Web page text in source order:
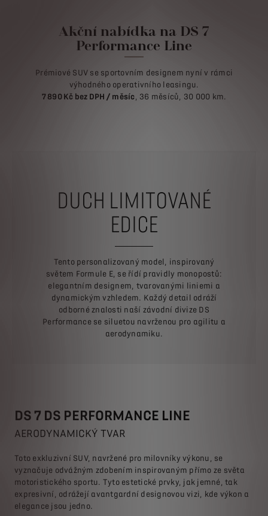
Akční nabídka na DS 7
Performance Line
Prémiové SUV se sportovním designem nyní v rámci
výhodného operativního leasingu.
7 890 Kč bez DPH / měsíc, 36 měsíců, 30 000 km.
DUCH LIMITOVANÉ
EDICE
Tento personalizovaný model, inspirovaný
světem Formule E, se řídí pravidly monopostů:
elegantním designem, tvarovanými liniemi a
dynamickým vzhledem. Každý detail odráží
odborné znalosti naší závodní divize DS
Performance se siluetou navrženou pro agilitu a
aerodynamiku.
DS 7 DS PERFORMANCE LINE
AERODYNAMICKÝ TVAR
Toto exkluzivní SUV, navržené pro milovníky výkonu, se
vyznačuje odvážným zdobením inspirovaným přímo ze světa
motoristického sportu. Tyto estetické prvky, jak jemné, tak
expresivní, odrážejí avantgardní designovou vizi, kde výkon a
elegance jsou jedno.